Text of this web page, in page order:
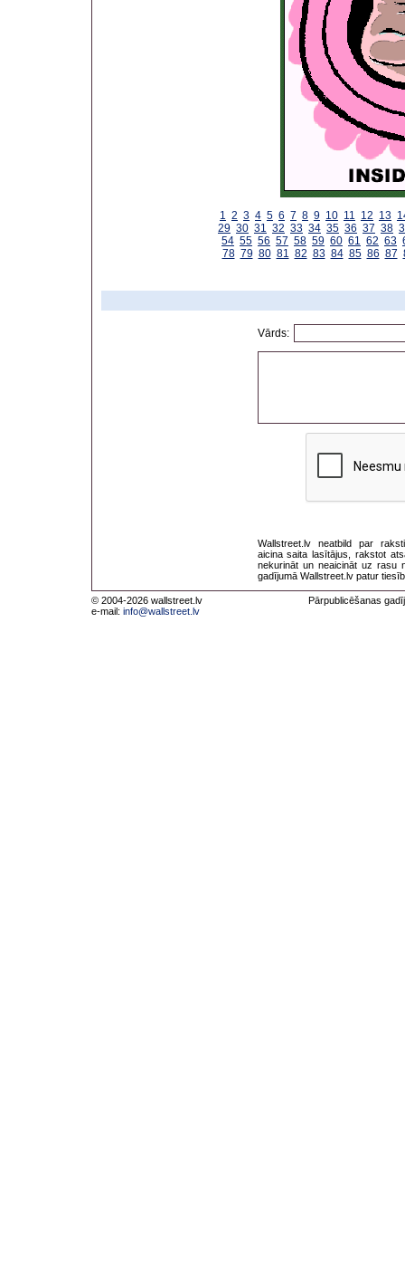
1 2 3 4 5 6 7 8 9 10 11 12 13
29 30 31 32 33 34 35 36 37 38
54 55 56 57 58 59 60 61 62 63
78 79 80 81 82 83 84 85 86 87
Vārds:
Wallstreet.lv neatbild par
aicina saita lasītājus, rakstot
nekurināt un neaicināt uz rasu
gadījumā Wallstreet.lv patur
© 2004-2026 wallstreet.lv
e-mail: info@wallstreet.lv
Pārpublicēšanas